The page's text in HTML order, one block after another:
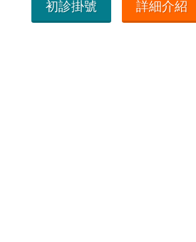
初診掛號 詳細介紹